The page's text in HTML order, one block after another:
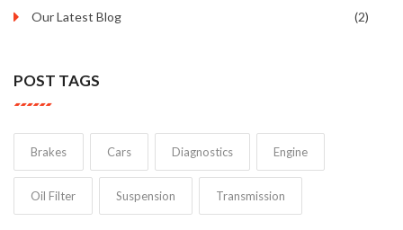
Our Latest Blog (2)
POST TAGS
Brakes Cars Diagnostics Engine
Oil Filter Suspension Transmission